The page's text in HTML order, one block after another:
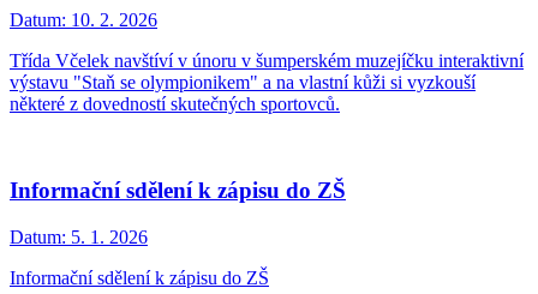
Datum: 10. 2. 2026
Třída Včelek navštíví v únoru v šumperském muzejíčku interaktivní
výstavu "Staň se olympionikem" a na vlastní kůži si vyzkouší
některé z dovedností skutečných sportovců.
Informační sdělení k zápisu do ZŠ
Datum: 5. 1. 2026
Informační sdělení k zápisu do ZŠ